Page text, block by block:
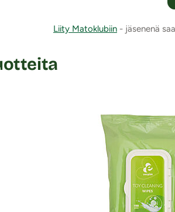
Liity Matoklubiin - jäsenenä